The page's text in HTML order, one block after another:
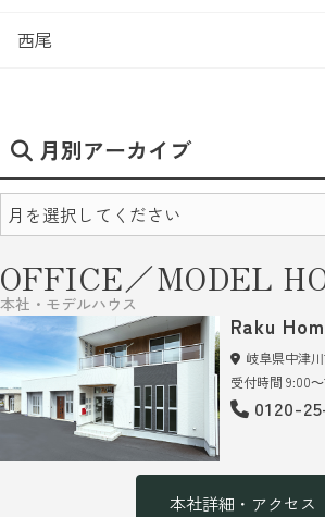
西尾
月別アーカイブ
OFFICE／MODEL
本社・モデルハウス
Raku
岐阜県中津
受付時間 9:00
0120-
本社詳細・アクセス